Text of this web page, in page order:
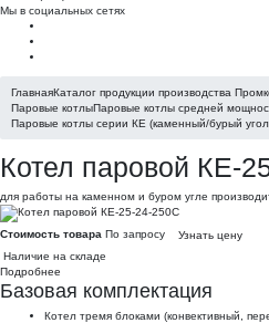
Мы в социальных сетях
ГлавнаяКаталог продукции производства
Паровые котлыПаровые котлы средней
Паровые котлы серии КЕ (каменный/бурый
Котел паровой КЕ-
для работы на каменном и буром угле
Стоимость товара По запросу
Узнать цену
Наличие на складе
Подробнее
Базовая комплектация
Котел тремя блоками (конвективный,